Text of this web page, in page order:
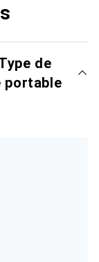
de
portable